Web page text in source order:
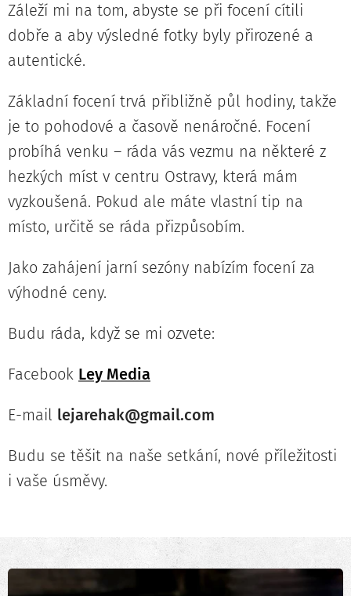
Záleží mi na tom, abyste se při focení cítili
dobře a aby výsledné fotky byly přirozené a
autentické.
Základní focení trvá přibližně půl hodiny, takže
je to pohodové a časově nenáročné. Focení
probíhá venku – ráda vás vezmu na některé z
hezkých míst v centru Ostravy, která mám
vyzkoušená. Pokud ale máte vlastní tip na
místo, určitě se ráda přizpůsobím.
Jako zahájení jarní sezóny nabízím focení za
výhodné ceny.
Budu ráda, když se mi ozvete:
Facebook Ley Media
E-mail lejarehak@gmail.com
Budu se těšit na naše setkání, nové příležitosti
i vaše úsměvy.